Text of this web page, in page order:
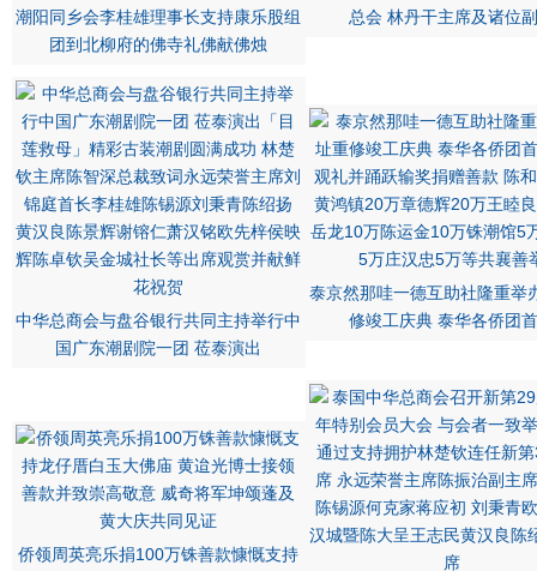
潮阳同乡会李桂雄理事长支持康乐股组
团到北柳府的佛寺礼佛献佛烛
总会 林丹干主席及诸位
中华总商会与盘谷银行共同主持举行中
国广东潮剧院一团 莅泰演出
泰京然那哇一德互助社隆重举
修竣工庆典 泰华各侨团
侨领周英亮乐捐100万铢善款慷慨支持